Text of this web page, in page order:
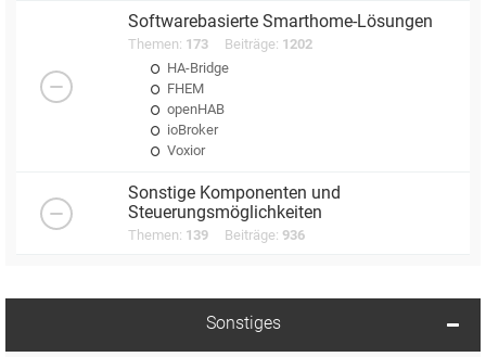
Softwarebasierte Smarthome-Lösungen
Themen: 173 Beiträge: 1202
HA-Bridge
FHEM
openHAB
ioBroker
Voxior
Sonstige Komponenten und
Steuerungsmöglichkeiten
Themen: 139 Beiträge: 936
Sonstiges